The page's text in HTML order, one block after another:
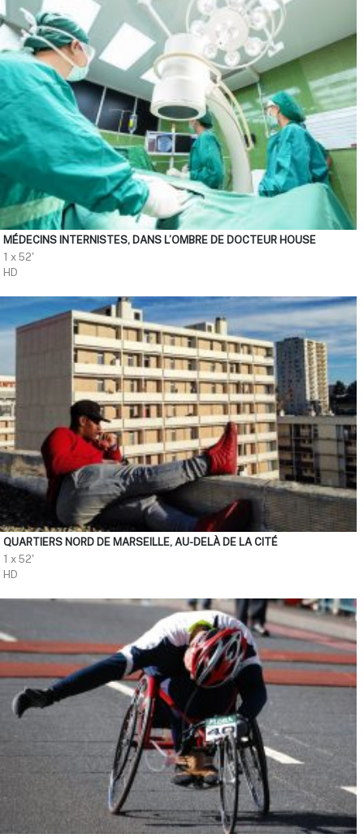
MÉDECINS INTERNISTES, DANS L’OMBRE DE DOCTEUR HOUSE
1 x 52'
HD
QUARTIERS NORD DE MARSEILLE, AU-DELÀ DE LA CITÉ
1 x 52'
HD